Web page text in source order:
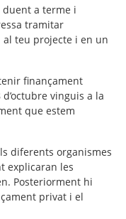
duent a terme i
tramitar
teu projecte i en un
finançament
vinguis a la
que estem
diferents organismes
explicaran les
Posteriorment hi
privat i el